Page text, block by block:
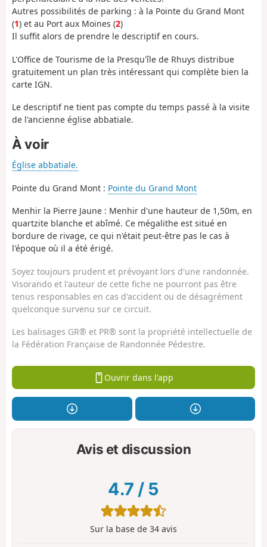
Autres possibilités de parking : à la Pointe du Grand Mont
(1) et au Port aux Moines (2)
Il suffit alors de prendre le descriptif en cours.
L'Office de Tourisme de la Presqu'île de Rhuys distribue
gratuitement un plan très intéressant qui complète bien la
carte IGN.
Le descriptif ne tient pas compte du temps passé à la visite
de l'ancienne église abbatiale.
À voir
Église abbatiale.
Pointe du Grand Mont : Pointe du Grand Mont
Menhir la Pierre Jaune : Menhir d'une hauteur de 1,50m, en
quartzite blanche et abîmé. Ce mégalithe est situé en
bordure de rivage, ce qui n'était peut-être pas le cas à
l'époque où il a été érigé.
Soyez toujours prudent et prévoyant lors d'une randonnée.
Visorando et l'auteur de cette fiche ne pourront pas être
tenus responsables en cas d'accident ou de désagrément
quelconque survenu sur ce circuit.
Les balisages GR® et PR® sont la propriété intellectuelle de
la Fédération Française de Randonnée Pédestre.
Ouvrir dans l'app
Avis et discussion
4.7 / 5
Sur la base de 34 avis